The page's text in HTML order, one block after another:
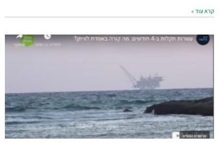
קרא עוד »